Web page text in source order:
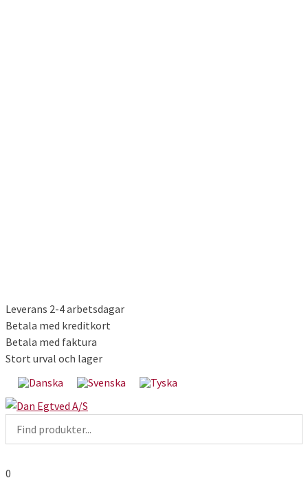
Leverans 2-4 arbetsdagar
Betala med kreditkort
Betala med faktura
Stort urval och lager
0